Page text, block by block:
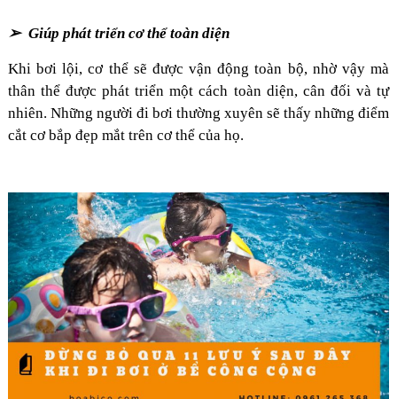
➢ Giúp phát triển cơ thể toàn diện
Khi bơi lội, cơ thể sẽ được vận động toàn bộ, nhờ vậy mà
thân thể được phát triển một cách toàn diện, cân đối và tự
nhiên. Những người đi bơi thường xuyên sẽ thấy những điểm
cắt cơ bắp đẹp mắt trên cơ thể của họ.